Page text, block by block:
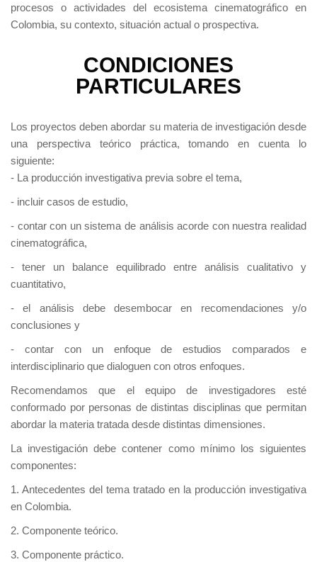
procesos o actividades del ecosistema cinematográfico en
Colombia, su contexto, situación actual o prospectiva.
CONDICIONES
PARTICULARES
Los proyectos deben abordar su materia de investigación desde
una perspectiva teórico práctica, tomando en cuenta lo
siguiente:
- La producción investigativa previa sobre el tema,
- incluir casos de estudio,
- contar con un sistema de análisis acorde con nuestra realidad
cinematográfica,
- tener un balance equilibrado entre análisis cualitativo y
cuantitativo,
- el análisis debe desembocar en recomendaciones y/o
conclusiones y
- contar con un enfoque de estudios comparados e
interdisciplinario que dialoguen con otros enfoques.
Recomendamos que el equipo de investigadores esté
conformado por personas de distintas disciplinas que permitan
abordar la materia tratada desde distintas dimensiones.
La investigación debe contener como mínimo los siguientes
componentes:
1. Antecedentes del tema tratado en la producción investigativa
en Colombia.
2. Componente teórico.
3. Componente práctico.